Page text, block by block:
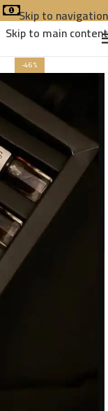
Skip to navigation
Skip to main content
-46%